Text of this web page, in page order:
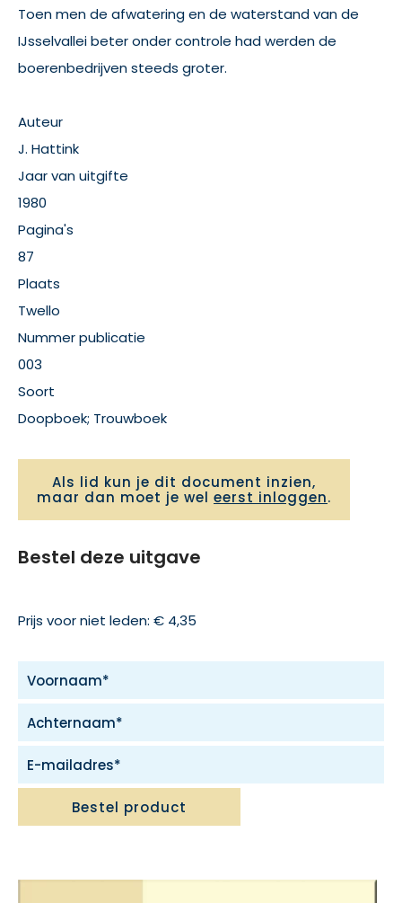
Toen men de afwatering en de waterstand van de
IJsselvallei beter onder controle had werden de
boerenbedrijven steeds groter.
Auteur
J. Hattink
Jaar van uitgifte
1980
Pagina's
87
Plaats
Twello
Nummer publicatie
003
Soort
Doopboek; Trouwboek
Als lid kun je dit document inzien,
maar dan moet je wel eerst inloggen.
Bestel deze uitgave
Prijs voor niet leden: € 4,35
Bestel product